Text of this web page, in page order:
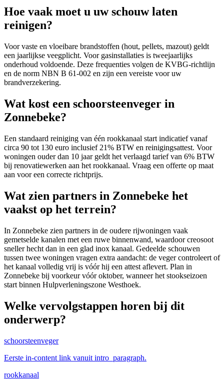
Hoe vaak moet u uw schouw laten
reinigen?
Voor vaste en vloeibare brandstoffen (hout, pellets, mazout) geldt
een jaarlijkse veegplicht. Voor gasinstallaties is tweejaarlijks
onderhoud voldoende. Deze frequenties volgen de KVBG-richtlijn
en de norm NBN B 61-002 en zijn een vereiste voor uw
brandverzekering.
Wat kost een schoorsteenveger in
Zonnebeke?
Een standaard reiniging van één rookkanaal start indicatief vanaf
circa 90 tot 130 euro inclusief 21% BTW en reinigingsattest. Voor
woningen ouder dan 10 jaar geldt het verlaagd tarief van 6% BTW
bij renovatiewerken aan het rookkanaal. Vraag een offerte op maat
aan voor een correcte richtprijs.
Wat zien partners in Zonnebeke het
vaakst op het terrein?
In Zonnebeke zien partners in de oudere rijwoningen vaak
gemetselde kanalen met een ruwe binnenwand, waardoor creosoot
sneller hecht dan in een glad inox kanaal. Gedeelde schouwen
tussen twee woningen vragen extra aandacht: de veger controleert of
het kanaal volledig vrij is vóór hij een attest aflevert. Plan in
Zonnebeke bij voorkeur vóór oktober, wanneer het stookseizoen
start binnen Hulpverleningszone Westhoek.
Welke vervolgstappen horen bij dit
onderwerp?
schoorsteenveger
Eerste in-content link vanuit intro_paragraph.
rookkanaal